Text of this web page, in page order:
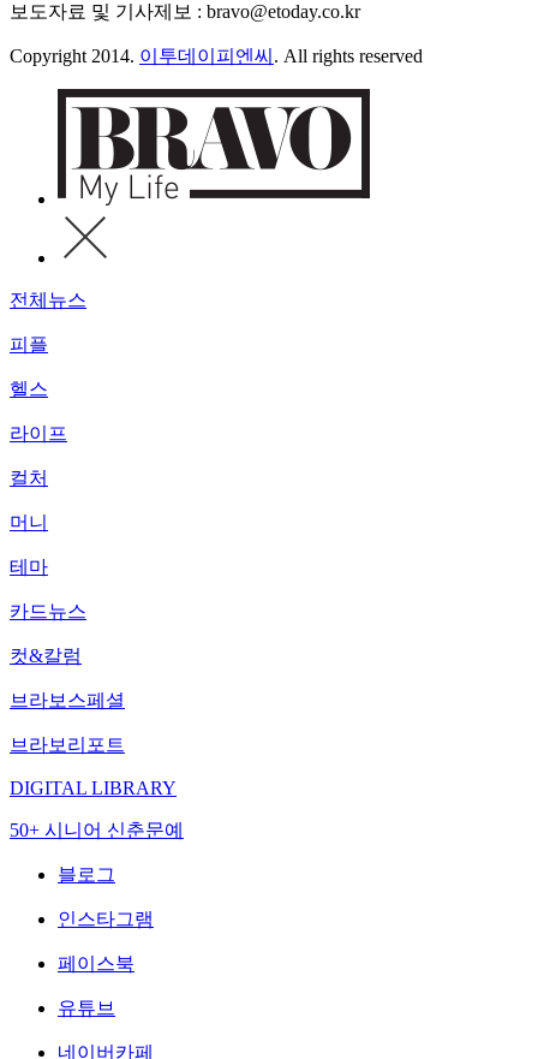
보도자료 및 기사제보 : bravo@etoday.co.kr
Copyright 2014. 이투데이피엔씨 . All rights reserved
전체뉴스
피플
헬스
라이프
컬처
머니
테마
카드뉴스
컷&칼럼
브라보스페셜
브라보리포트
DIGITAL LIBRARY
50+ 시니어 신춘문예
블로그
인스타그램
페이스북
유튜브
네이버카페